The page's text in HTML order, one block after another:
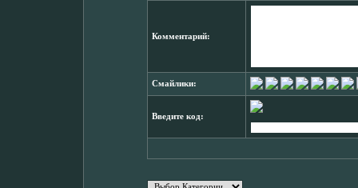
Комментарий:
Смайлики:
Введите код: